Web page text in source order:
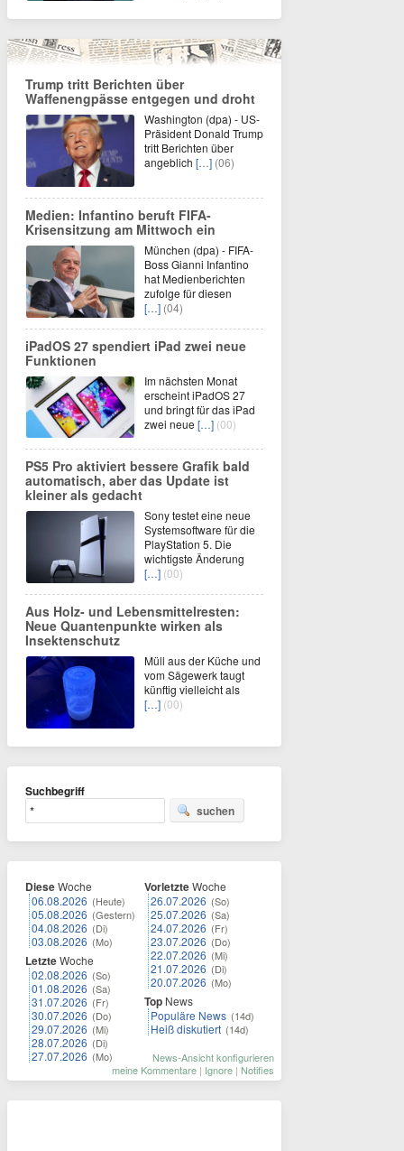
Trump tritt Berichten über
Waffenengpässe entgegen und droht
Washington (dpa) - US-
Präsident Donald Trump
tritt Berichten über
angeblich […] (06)
Medien: Infantino beruft FIFA-
Krisensitzung am Mittwoch ein
München (dpa) - FIFA-
Boss Gianni Infantino
hat Medienberichten
zufolge für diesen
[…] (04)
iPadOS 27 spendiert iPad zwei neue
Funktionen
Im nächsten Monat
erscheint iPadOS 27
und bringt für das iPad
zwei neue […] (00)
PS5 Pro aktiviert bessere Grafik bald
automatisch, aber das Update ist
kleiner als gedacht
Sony testet eine neue
Systemsoftware für die
PlayStation 5. Die
wichtigste Änderung
[…] (00)
Aus Holz- und Lebensmittelresten:
Neue Quantenpunkte wirken als
Insektenschutz
Müll aus der Küche und
vom Sägewerk taugt
künftig vielleicht als
[…] (00)
Suchbegriff
suchen
DieseWoche
06.08.2026 (Heute)
05.08.2026 (Gestern)
04.08.2026 (Di)
03.08.2026 (Mo)
LetzteWoche
02.08.2026 (So)
01.08.2026 (Sa)
31.07.2026 (Fr)
30.07.2026 (Do)
29.07.2026 (Mi)
28.07.2026 (Di)
27.07.2026 (Mo)
VorletzteWoche
26.07.2026 (So)
25.07.2026 (Sa)
24.07.2026 (Fr)
23.07.2026 (Do)
22.07.2026 (Mi)
21.07.2026 (Di)
20.07.2026 (Mo)
Top News
Populäre News (14d)
Heiß diskutiert (14d)
News-Ansicht konfigurieren
meine Kommentare | Ignore | Notifies